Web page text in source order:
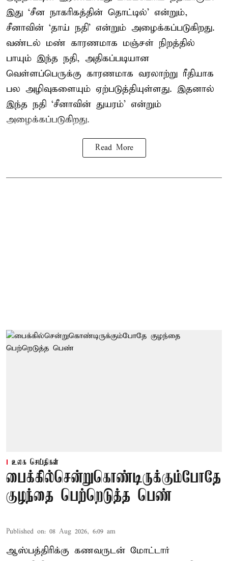
இது ‘சீன நாகரிகத்தின் தொட்டில்’ என்றும்,
சீனாவின் ‘தாய் நதி’ என்றும் அழைக்கப்படுகிறது.
வண்டல் மண் காரணமாக மஞ்சள் நிறத்தில்
பாயும் இந்த நதி, அதிகப்படியான
வெள்ளப்பெருக்கு காரணமாக வரலாற்று ரீதியாக
பல அழிவுகளையும் ஏற்படுத்தியுள்ளது. இதனால்
இந்த நதி ‘சீனாவின் துயரம்’ என்றும்
அழைக்கப்படுகிறது.
Read More
உலக செய்திகள்
பைக்கில்சென்றுகொண்டிருக்கும்போதே
குழந்தை பெற்றெடுத்த பெண்
Published on: 08 Aug 2026, 6:09 am
ஆஸ்பத்திரிக்கு கணவருடன் மோட்டார்